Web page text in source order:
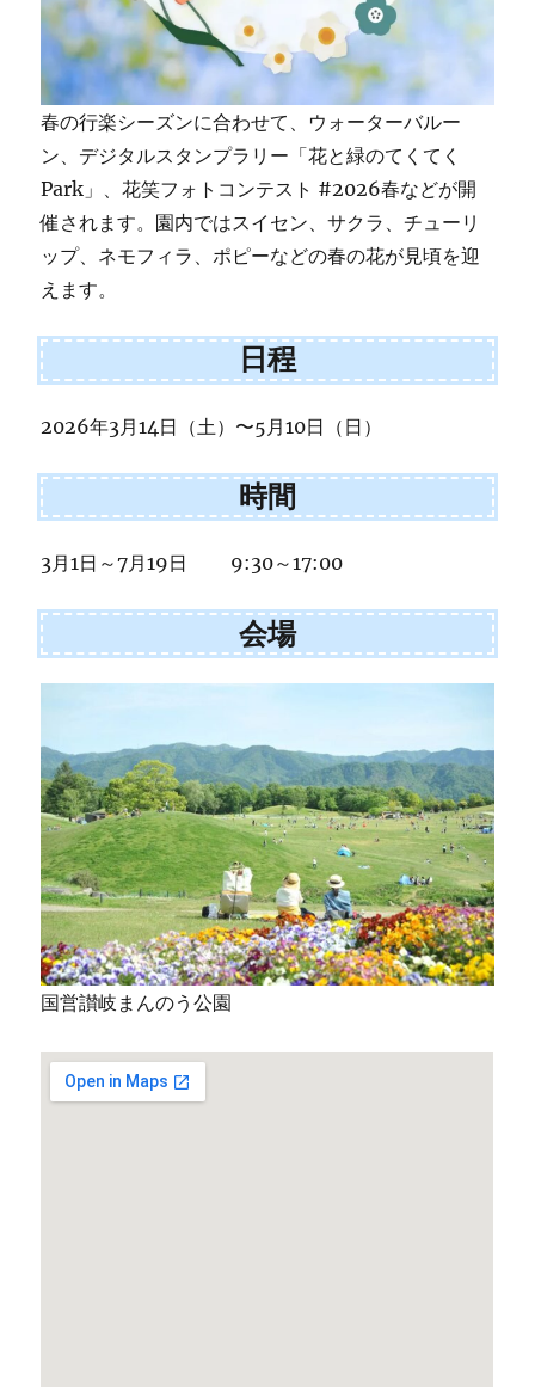
春の行楽シーズンに合わせて、ウォーターバルー
ン、デジタルスタンプラリー「花と緑のてくてく
Park」、花笑フォトコンテスト #2026春などが開
催されます。園内ではスイセン、サクラ、チューリ
ップ、ネモフィラ、ポピーなどの春の花が見頃を迎
えます。
日程
2026年3月14日（土）〜5月10日（日）
時間
3月1日～7月19日 9:30～17:00
会場
国営讃岐まんのう公園